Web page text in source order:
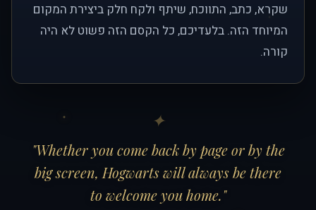
שקרא, כתב, התווכח, שיתף ולקח חלק ביצירת המקום
המיוחד הזה. בלעדיכם, כל הקסם הזה פשוט לא היה
קורה.
"Whether you come back by page or by the
big screen, Hogwarts will always be there
to welcome you home."